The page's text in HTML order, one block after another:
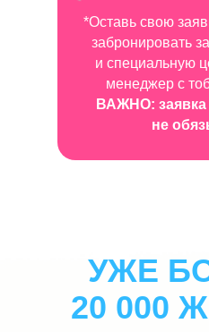
*Оставь свою
забронировать
и специальную
менеджер с
ВАЖНО: заявка
не
УЖЕ
20 000